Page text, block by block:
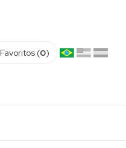
Favoritos (0)